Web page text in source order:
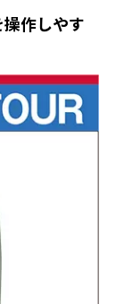
作しやす